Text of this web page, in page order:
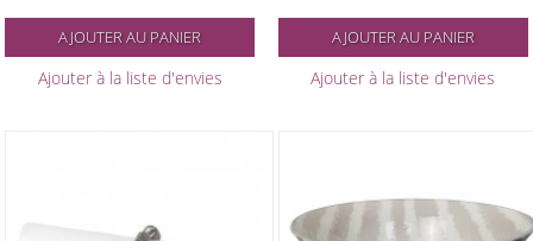
AJOUTER AU PANIER
Ajouter à la liste d'envies
AJOUTER AU PANIER
Ajouter à la liste d'envies